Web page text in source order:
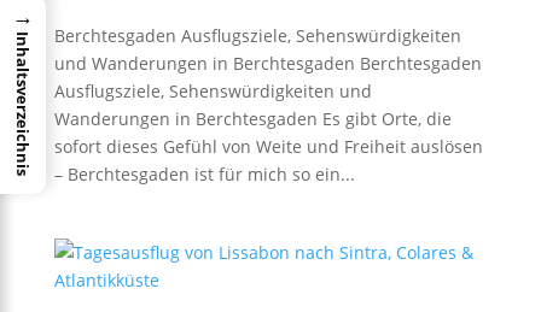
Berchtesgaden Ausflugsziele, Sehenswürdigkeiten
und Wanderungen in Berchtesgaden Berchtesgaden
Ausflugsziele, Sehenswürdigkeiten und
Wanderungen in Berchtesgaden Es gibt Orte, die
sofort dieses Gefühl von Weite und Freiheit auslösen
– Berchtesgaden ist für mich so ein...
→
Inhaltsverzeichnis